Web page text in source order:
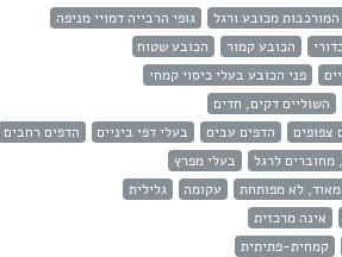
מכובע ורגל
גופי הרבייה דמויי מניפה
הכובע קמור
הכובע שטוח
פני הכובע בעלי כיסוי קמחי
השוליים דקים, חדים
צפופים הדפים עבים בעלי דפי ביניים הדפים רחבים
מחוברים לרגל
בעלי מפרץ
לא מפותחת עקומה
גלילית
אינה מרכזית
קמחית-פתיתית